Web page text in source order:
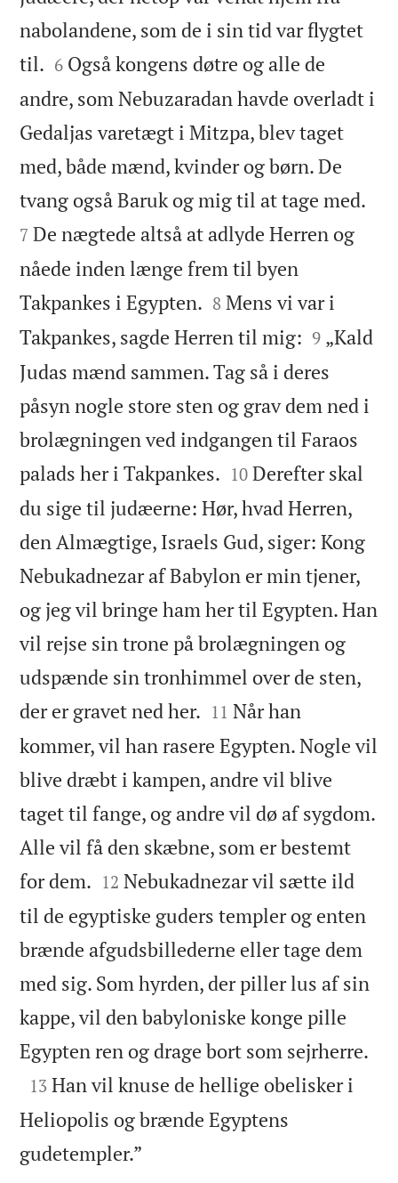
nabolandene, som de i sin tid var flygtet
til. 

6 Også kongens døtre og alle de
andre, som Nebuzaradan havde overladt i
Gedaljas varetægt i Mitzpa, blev taget
med, både mænd, kvinder og børn. De
tvang også Baruk og mig til at tage med.
7 De nægtede altså at adlyde Herren og
nåede inden længe frem til byen
Takpankes i Egypten. 

8 Mens vi var i
Takpankes, sagde Herren til mig: 

9 „Kald
Judas mænd sammen. Tag så i deres
påsyn nogle store sten og grav dem ned i
brolægningen ved indgangen til Faraos
palads her i Takpankes. 

10 Derefter skal
du sige til judæerne: Hør, hvad Herren,
den Almægtige, Israels Gud, siger: Kong
Nebukadnezar af Babylon er min tjener,
og jeg vil bringe ham her til Egypten. Han
vil rejse sin trone på brolægningen og
udspænde sin tronhimmel over de sten,
der er gravet ned her. 

11 Når han
kommer, vil han rasere Egypten. Nogle vil
blive dræbt i kampen, andre vil blive
taget til fange, og andre vil dø af sygdom.
Alle vil få den skæbne, som er bestemt
for dem. 

12 Nebukadnezar vil sætte ild
til de egyptiske guders templer og enten
brænde afgudsbillederne eller tage dem
med sig. Som hyrden, der piller lus af sin
kappe, vil den babyloniske konge pille
Egypten ren og drage bort som sejrherre.

13 Han vil knuse de hellige obelisker i
Heliopolis og brænde Egyptens
gudetempler.”